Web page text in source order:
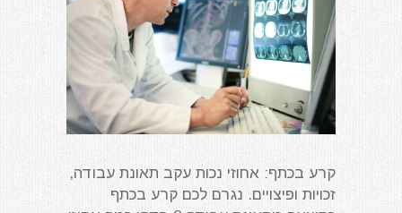
קרע בכתף: אחוזי נכות עקב תאונת עבודה,
זכויות ופיצויים. נגרם לכם קרע בכתף